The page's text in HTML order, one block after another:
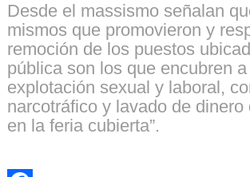
Desde el massismo señalan
mismos que promovieron y
remoción de los puestos
pública son los que encubren
explotación sexual y laboral,
narcotráfico y lavado de dinero
en la feria cubierta”.